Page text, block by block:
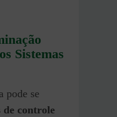
Sistemas
pode se
de controle